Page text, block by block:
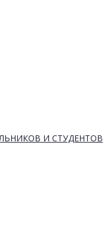
И СТУДЕНТОВ